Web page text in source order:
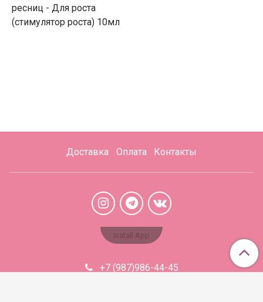
ресниц - Для роста
(стимулятор роста) 10мл
Доставка Оплата Контакты
+7 (987)986-44-45
Install App